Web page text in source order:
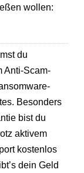
wollen:
du
Anti-Scam-
Besonders
bist du
aktivem
kostenlos
dein Geld